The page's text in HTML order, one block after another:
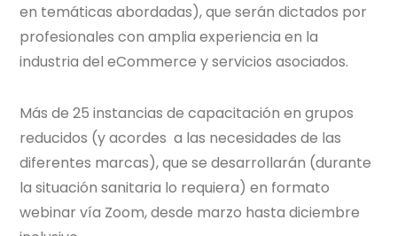
en temáticas abordadas), que serán dictados por
profesionales con amplia experiencia en la
industria del eCommerce y servicios asociados.
Más de 25 instancias de capacitación en grupos
reducidos (y acordes a las necesidades de las
diferentes marcas), que se desarrollarán (durante
la situación sanitaria lo requiera) en formato
webinar vía Zoom, desde marzo hasta diciembre